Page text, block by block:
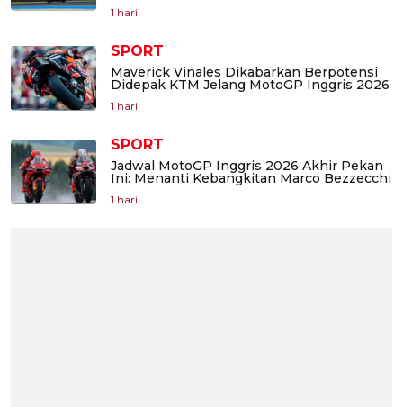
1 hari
SPORT
Maverick Vinales Dikabarkan Berpotensi
Didepak KTM Jelang MotoGP Inggris 2026
1 hari
SPORT
Jadwal MotoGP Inggris 2026 Akhir Pekan
Ini: Menanti Kebangkitan Marco Bezzecchi
1 hari